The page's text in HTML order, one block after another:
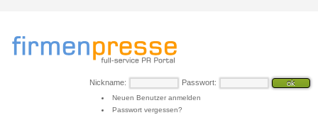
Nickname: Passwort:
Neuen Benutzer anmelden
Passwort vergessen?